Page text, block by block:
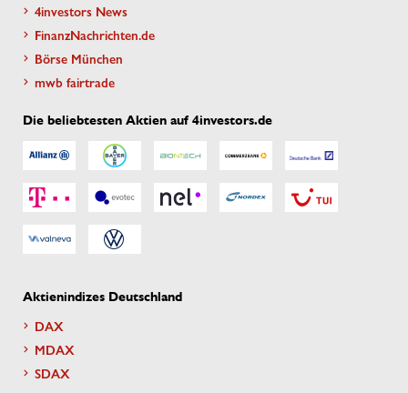
4investors News
FinanzNachrichten.de
Börse München
mwb fairtrade
Die beliebtesten Aktien auf 4investors.de
Aktienindizes Deutschland
DAX
MDAX
SDAX